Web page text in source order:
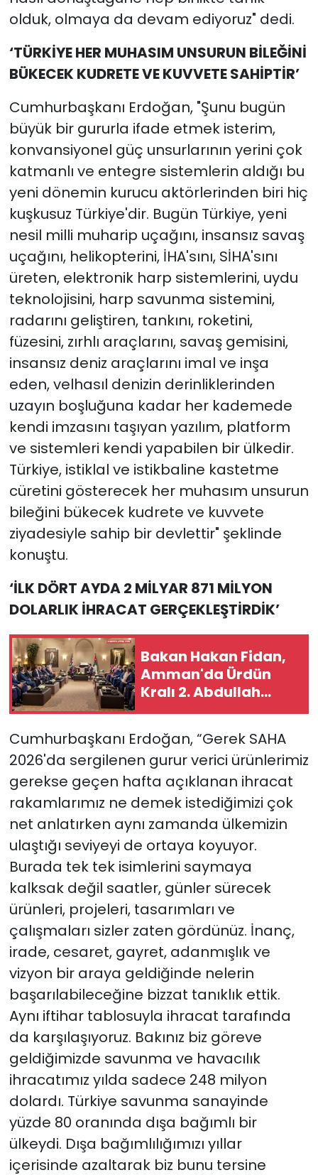
olduk, olmaya da devam ediyoruz" dedi.
‘TÜRKİYE HER MUHASIM UNSURUN BİLEĞİNİ
BÜKECEK KUDRETE VE KUVVETE SAHİPTİR’
Cumhurbaşkanı Erdoğan, "Şunu bugün
büyük bir gururla ifade etmek isterim,
konvansiyonel güç unsurlarının yerini çok
katmanlı ve entegre sistemlerin aldığı bu
yeni dönemin kurucu aktörlerinden biri hiç
kuşkusuz Türkiye'dir. Bugün Türkiye, yeni
nesil milli muharip uçağını, insansız savaş
uçağını, helikopterini, İHA'sını, SİHA'sını
üreten, elektronik harp sistemlerini, uydu
teknolojisini, harp savunma sistemini,
radarını geliştiren, tankını, roketini,
füzesini, zırhlı araçlarını, savaş gemisini,
insansız deniz araçlarını imal ve inşa
eden, velhasıl denizin derinliklerinden
uzayın boşluğuna kadar her kademede
kendi imzasını taşıyan yazılım, platform
ve sistemleri kendi yapabilen bir ülkedir.
Türkiye, istiklal ve istikbaline kastetme
cüretini gösterecek her muhasım unsurun
bileğini bükecek kudrete ve kuvvete
ziyadesiyle sahip bir devlettir" şeklinde
konuştu.
‘İLK DÖRT AYDA 2 MİLYAR 871 MİLYON
DOLARLIK İHRACAT GERÇEKLEŞTİRDİK’
Bakan Hakan Fidan,
Amman'da Ürdün
Kralı 2. Abdullah
tarafından kabul
Cumhurbaşkanı Erdoğan, “Gerek SAHA
2026'da sergilenen gurur verici ürünlerimiz
gerekse geçen hafta açıklanan ihracat
rakamlarımız ne demek istediğimizi çok
net anlatırken aynı zamanda ülkemizin
ulaştığı seviyeyi de ortaya koyuyor.
Burada tek tek isimlerini saymaya
kalksak değil saatler, günler sürecek
ürünleri, projeleri, tasarımları ve
çalışmaları sizler zaten gördünüz. İnanç,
irade, cesaret, gayret, adanmışlık ve
vizyon bir araya geldiğinde nelerin
başarılabileceğine bizzat tanıklık ettik.
Aynı iftihar tablosuyla ihracat tarafında
da karşılaşıyoruz. Bakınız biz göreve
geldiğimizde savunma ve havacılık
ihracatımız yılda sadece 248 milyon
dolardı. Türkiye savunma sanayinde
yüzde 80 oranında dışa bağımlı bir
ülkeydi. Dışa bağımlılığımızı yıllar
içerisinde azaltarak biz bunu tersine